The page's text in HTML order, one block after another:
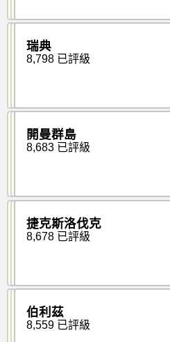
瑞典
8,798 已評級
開曼群島
8,683 已評級
捷克斯洛伐克
8,678 已評級
伯利茲
8,559 已評級